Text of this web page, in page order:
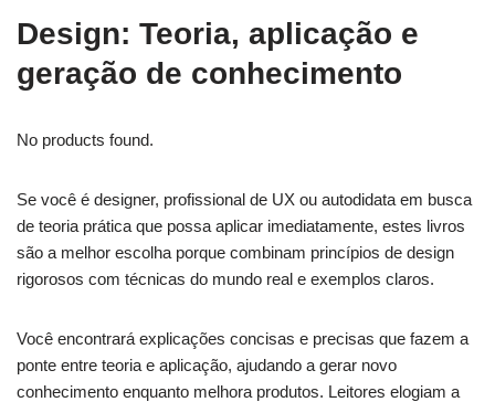
Design: Teoria, aplicação e
geração de conhecimento
No products found.
Se você é designer, profissional de UX ou autodidata em busca
de teoria prática que possa aplicar imediatamente, estes livros
são a melhor escolha porque combinam princípios de design
rigorosos com técnicas do mundo real e exemplos claros.
Você encontrará explicações concisas e precisas que fazem a
ponte entre teoria e aplicação, ajudando a gerar novo
conhecimento enquanto melhora produtos. Leitores elogiam a